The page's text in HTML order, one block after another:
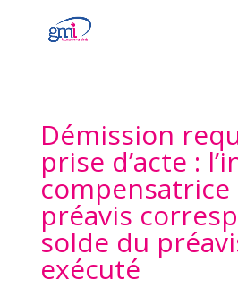
Démission
prise d’acte :
compensatrice
préavis
solde du
exécuté